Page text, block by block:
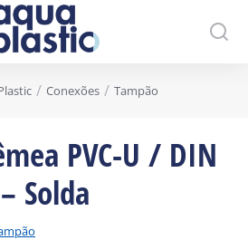
Conexões Tampão
PVC-U / DIN
– Solda